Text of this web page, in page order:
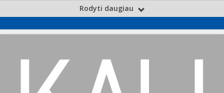
Rodyti daugiau